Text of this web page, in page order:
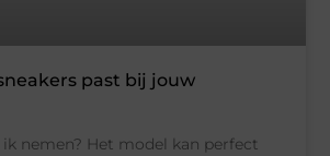
past bij jouw
nemen? Het model kan perfect